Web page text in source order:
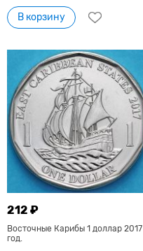
В корзину
212 ₽
Восточные Карибы 1 доллар 2017
год.